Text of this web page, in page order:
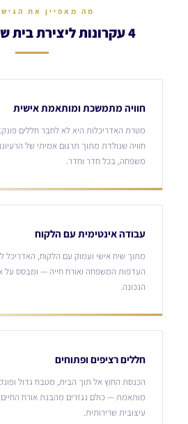
מה מאפיין את
4 עקרונות ליצירת בית שמשקף אתכם
חוויה מתמשכת ומותאמת אישית
מטרת האדריכלות היא לא לחבר חללים
חוויה שנולדת מתוך תרגום אמיתי של
משפחה, בכל חדר וחדר.
עבודה אינטימית עם הלקוח
מתוך שיח אישי ועמוק עם הלקוח, האדריכל
העדפות המשפחה ואורח חייה — ומבסס על
הנכונה.
חללים רציפים ופתוחים
הכנסת החוץ אל תוך הבית, מטבח גדול
מותאמת — כולם נגזרים מהבנת אורח
עיצובית שרירותית.